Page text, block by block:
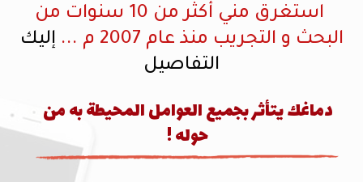
استغرق مني أكثر من 10 سنوات من
البحث و التجريب منذ عام 2007 م ...
إليك
التفاصيل
دماغك يتأثر بجميع العوامل المحيطة به من
حوله !